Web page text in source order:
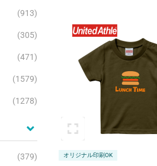
(913)
(305)
(471)
(1579)
(1278)
(379)
り、型崩れを防ぎます。同シ
ース・キッズと合わせて家族
一枚です。1枚から注文でき、
能です。
オリジナル印刷OK